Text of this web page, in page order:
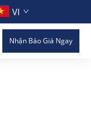
VI
Nhận Báo Giá Ngay